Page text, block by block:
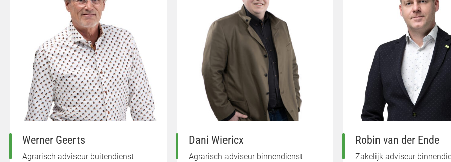
Werner Geerts
Agrarisch adviseur buitendienst
Dani Wiericx
Agrarisch adviseur binnendienst
Robin van der Ende
Zakelijk adviseur